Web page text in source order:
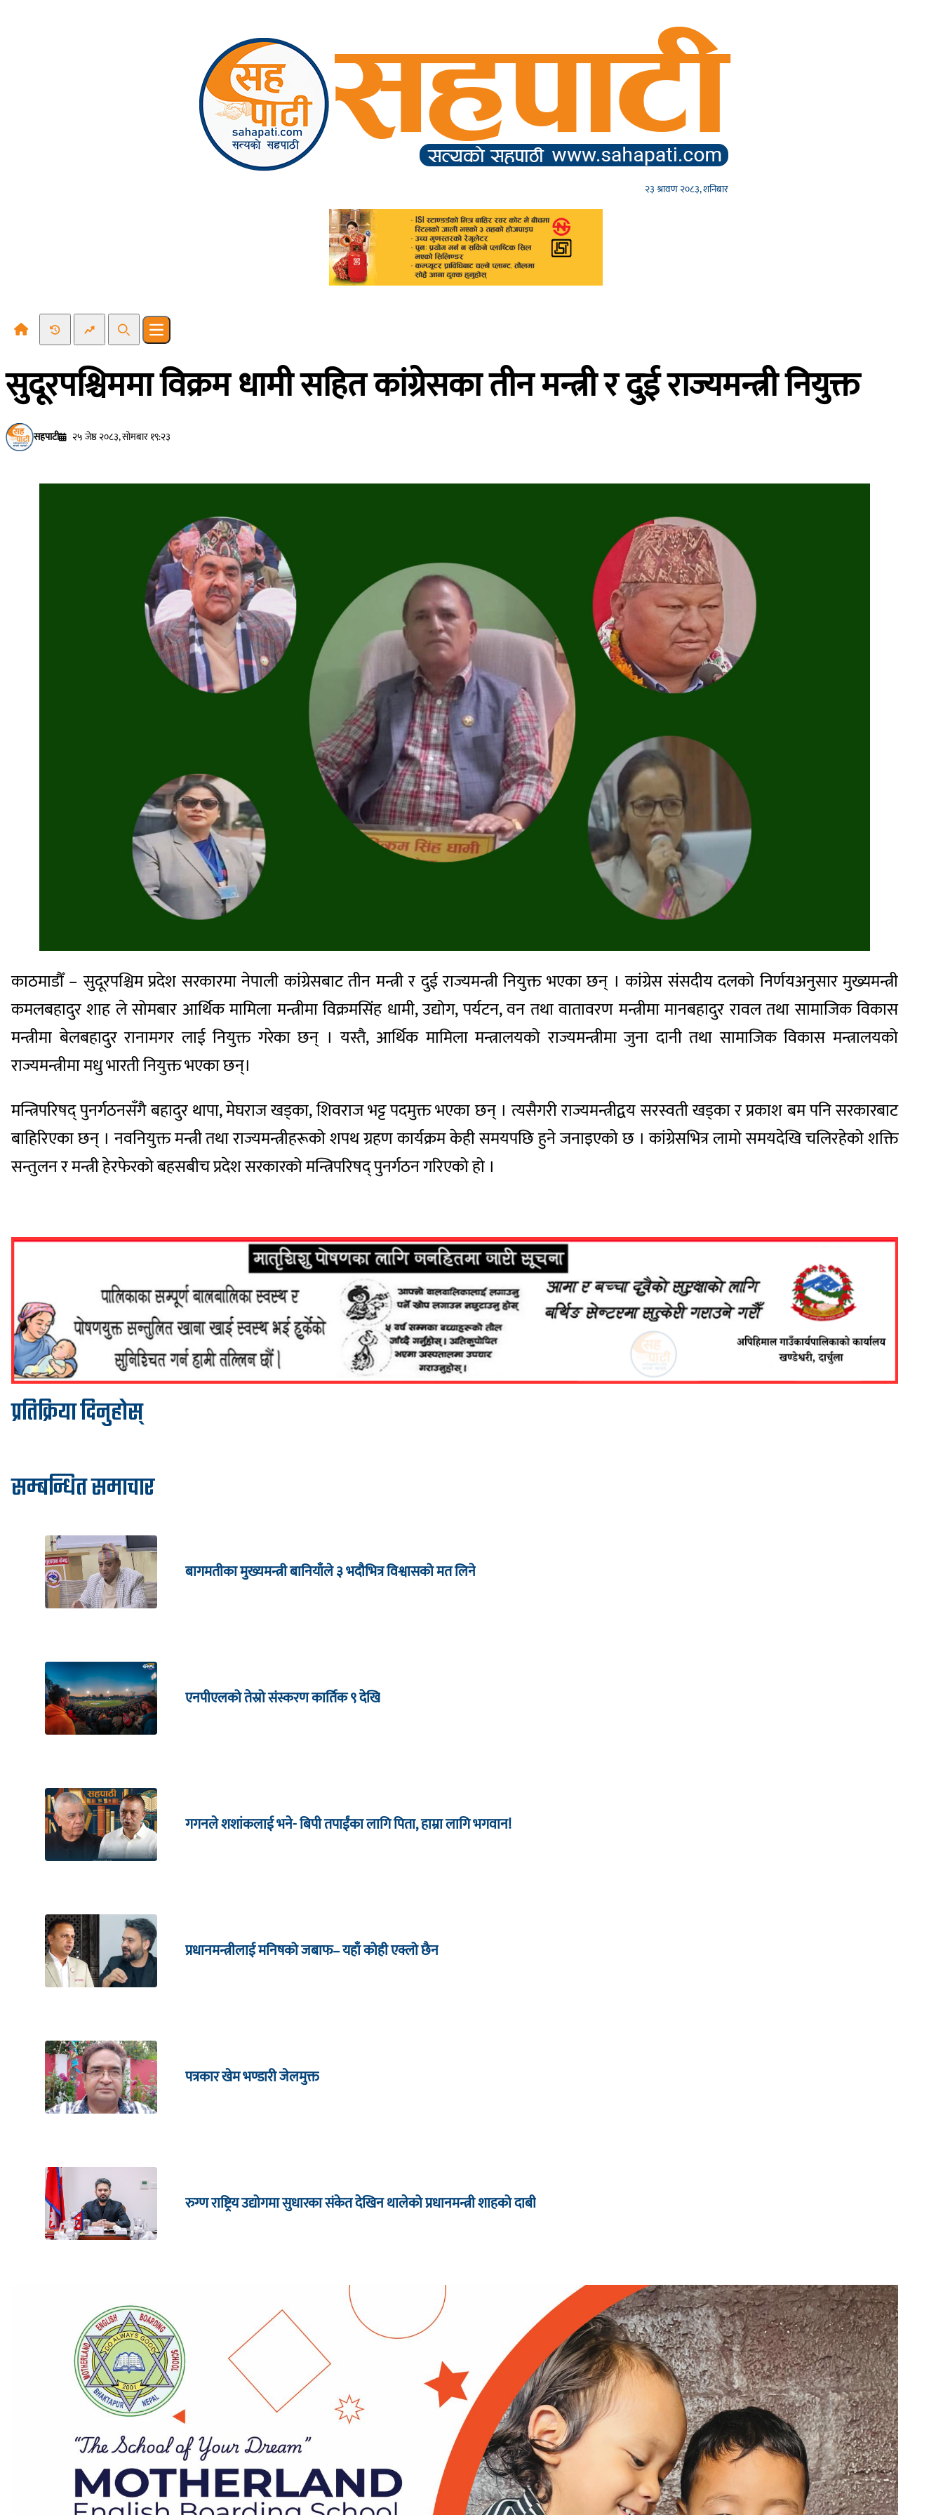
२३ श्रावण २०८३, शनिबार
Recent NewsTrending News
SearchOpen main menu
सुदूरपश्चिममा विक्रम धामी सहित कांग्रेसका तीन मन्त्री र दुई राज्यमन्त्री नियुक्त
सहपाटी २५ जेष्ठ २०८३, सोमबार १९:२३
काठमाडौँ – सुदूरपश्चिम प्रदेश सरकारमा नेपाली कांग्रेसबाट तीन मन्त्री र दुई राज्यमन्त्री नियुक्त भएका छन् । कांग्रेस संसदीय दलको निर्णयअनुसार मुख्यमन्त्री
कमलबहादुर शाह ले सोमबार आर्थिक मामिला मन्त्रीमा विक्रमसिंह धामी, उद्योग, पर्यटन, वन तथा वातावरण मन्त्रीमा मानबहादुर रावल तथा सामाजिक विकास
मन्त्रीमा बेलबहादुर रानामगर लाई नियुक्त गरेका छन् । यस्तै, आर्थिक मामिला मन्त्रालयको राज्यमन्त्रीमा जुना दानी तथा सामाजिक विकास मन्त्रालयको
राज्यमन्त्रीमा मधु भारती नियुक्त भएका छन्।
मन्त्रिपरिषद् पुनर्गठनसँगै बहादुर थापा, मेघराज खड्का, शिवराज भट्ट पदमुक्त भएका छन् । त्यसैगरी राज्यमन्त्रीद्वय सरस्वती खड्का र प्रकाश बम पनि सरकारबाट
बाहिरिएका छन् । नवनियुक्त मन्त्री तथा राज्यमन्त्रीहरूको शपथ ग्रहण कार्यक्रम केही समयपछि हुने जनाइएको छ । कांग्रेसभित्र लामो समयदेखि चलिरहेको शक्ति
सन्तुलन र मन्त्री हेरफेरको बहसबीच प्रदेश सरकारको मन्त्रिपरिषद् पुनर्गठन गरिएको हो ।
प्रतिक्रिया दिनुहोस्
सम्बन्धित समाचार
बागमतीका मुख्यमन्त्री बानियाँले ३ भदौभित्र विश्वासको मत लिने
एनपीएलको तेस्रो संस्करण कार्तिक ९ देखि
गगनले शशांकलाई भने- बिपी तपाईंका लागि पिता, हाम्रा लागि भगवान!
प्रधानमन्त्रीलाई मनिषको जबाफ– यहाँ कोही एक्लो छैन
पत्रकार खेम भण्डारी जेलमुक्त
रुग्ण राष्ट्रिय उद्योगमा सुधारका संकेत देखिन थालेको प्रधानमन्त्री शाहको दाबी